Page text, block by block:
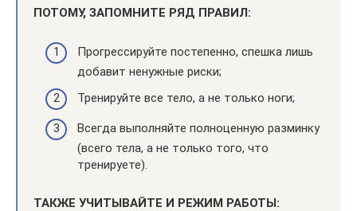
ПОТОМУ, ЗАПОМНИТЕ РЯД ПРАВИЛ:
Прогрессируйте постепенно, спешка лишь
добавит ненужные риски;
Тренируйте все тело, а не только ноги;
Всегда выполняйте полноценную разминку
(всего тела, а не только того, что
тренируете).
ТАКЖЕ УЧИТЫВАЙТЕ И РЕЖИМ РАБОТЫ: